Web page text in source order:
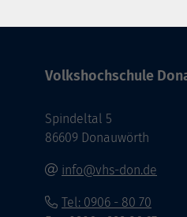
Volkshochschule
Spindeltal 5
86609 Donauwörth
info@vhs-don.de
Tel: 0906 - 80 70